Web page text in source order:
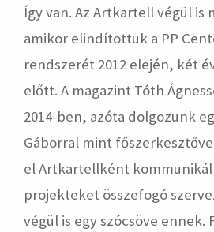
Így van. Az Artkartell végül
amikor elindítottuk a PP
rendszerét 2012 elején, két
előtt. A magazint Tóth
2014-ben, azóta dolgozunk
Gáborral mint
el Artkartellként
projekteket összefogó
végül is egy szócsöve ennek.